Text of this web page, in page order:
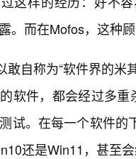
。而在Mofos，这种
敢自称为“软件界的米
软件，都会经过多
试。在每一个软件
还是Win11，甚至